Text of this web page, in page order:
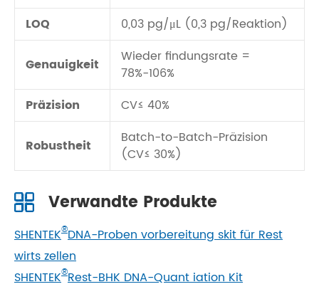
LOQ
0,03 pg/μL (0,3 pg/Reaktion)
Genauigkeit
Wieder findungsrate =
78%-106%
Präzision
CV≤ 40%
Robustheit
Batch-to-Batch-Präzision
(CV≤ 30%)
Verwandte Produkte
SHENTEK®DNA-Proben vorbereitung skit für Rest
wirts zellen
SHENTEK®Rest-BHK DNA-Quant iation Kit